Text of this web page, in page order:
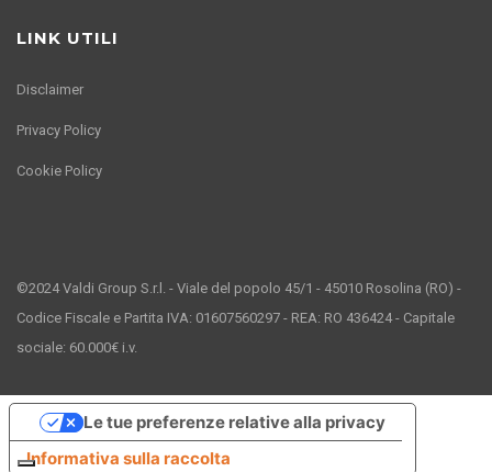
LINK UTILI
Disclaimer
Privacy Policy
Cookie Policy
©2024 Valdi Group S.r.l. - Viale del popolo 45/1 - 45010 Rosolina (RO) -
Codice Fiscale e Partita IVA: 01607560297 - REA: RO 436424 - Capitale
sociale: 60.000€ i.v.
Informativa sulla raccolta
Le tue preferenze relative alla privacy